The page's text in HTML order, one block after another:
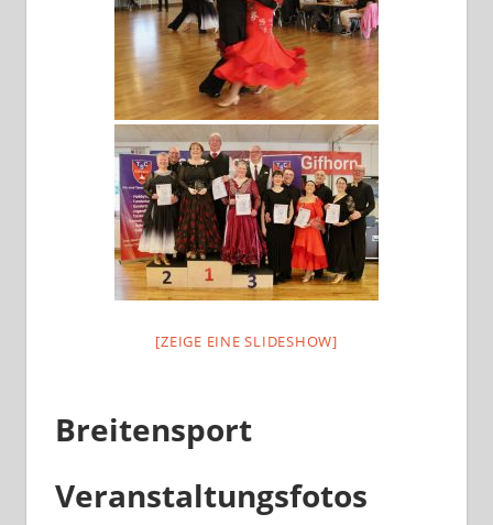
[ZEIGE EINE SLIDESHOW]
Breitensport
Veranstaltungsfotos